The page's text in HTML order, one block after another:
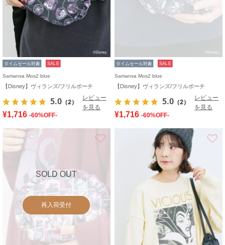
タイムセール対象 SALE
Samansa Mos2 blue
【Disney】ヴィランズ/フリルポーチ
5.0 （2）
レビュー
を見る
¥1,716 -60%OFF-
タイムセール対象 SALE
Samansa Mos2 blue
【Disney】ヴィランズ/フリルポーチ
5.0 （2）
レビュー
を見る
¥1,716 -60%OFF-
SOLD OUT
再入荷受付